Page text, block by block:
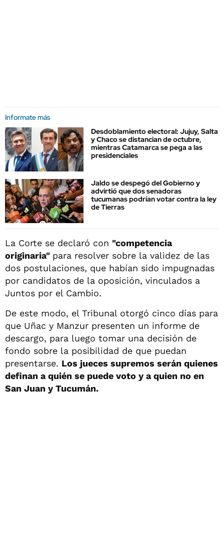
Informate más
Desdoblamiento electoral: Jujuy, Salta
y Chaco se distancian de octubre,
mientras Catamarca se pega a las
presidenciales
Jaldo se despegó del Gobierno y
advirtió que dos senadoras
tucumanas podrían votar contra la ley
de Tierras
La Corte se declaró con "competencia
originaria" para resolver sobre la validez de las
dos postulaciones, que habían sido impugnadas
por candidatos de la oposición, vinculados a
Juntos por el Cambio.
De este modo, el Tribunal otorgó cinco días para
que Uñac y Manzur presenten un informe de
descargo, para luego tomar una decisión de
fondo sobre la posibilidad de que puedan
presentarse. Los jueces supremos serán quienes
definan a quién se puede voto y a quien no en
San Juan y Tucumán.